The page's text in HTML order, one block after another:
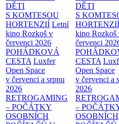
DĚTI
S KOMTESOU
HORTENZIÍ Letní
kino Rozkoš v
červenci 2026
POHÁDKOVÁ
CESTA Luxfer
Open Space
v červenci a srpnu
2026
RETROGAMING
– POČÁTKY
OSOBNÍCH
DĚTI
S
HORTENZIÍ
kino Rozkoš
červenci
CESTA
Open Space
v červenci a
2026
–
OSOBNÍCH